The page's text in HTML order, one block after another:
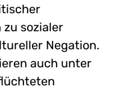
sozialer
Negation.
auch unter